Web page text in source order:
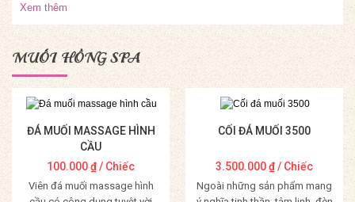
Xem thêm
MUỐI HỒNG SPA
ĐÁ MUỐI MASSAGE HÌNH
CẦU
100.000₫/ Chiếc
Viên đá muối massage hình
CỐI ĐÁ MUỐI 3500
3.500.000₫/ Chiếc
Ngoài những sản phẩm mang